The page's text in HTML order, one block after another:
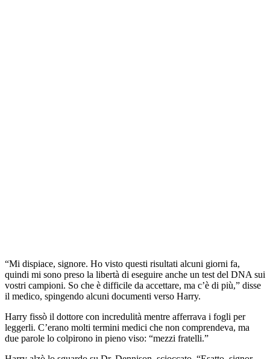
“Mi dispiace, signore. Ho visto questi risultati alcuni giorni fa,
quindi mi sono preso la libertà di eseguire anche un test del DNA sui
vostri campioni. So che è difficile da accettare, ma c’è di più,” disse
il medico, spingendo alcuni documenti verso Harry.
Harry fissò il dottore con incredulità mentre afferrava i fogli per
leggerli. C’erano molti termini medici che non comprendeva, ma
due parole lo colpirono in pieno viso: “mezzi fratelli.”